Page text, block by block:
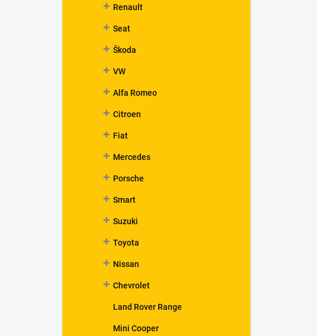
Renault
Seat
Škoda
VW
Alfa Romeo
Citroen
Fiat
Mercedes
Porsche
Smart
Suzuki
Toyota
Nissan
Chevrolet
Land Rover Range
Mini Cooper